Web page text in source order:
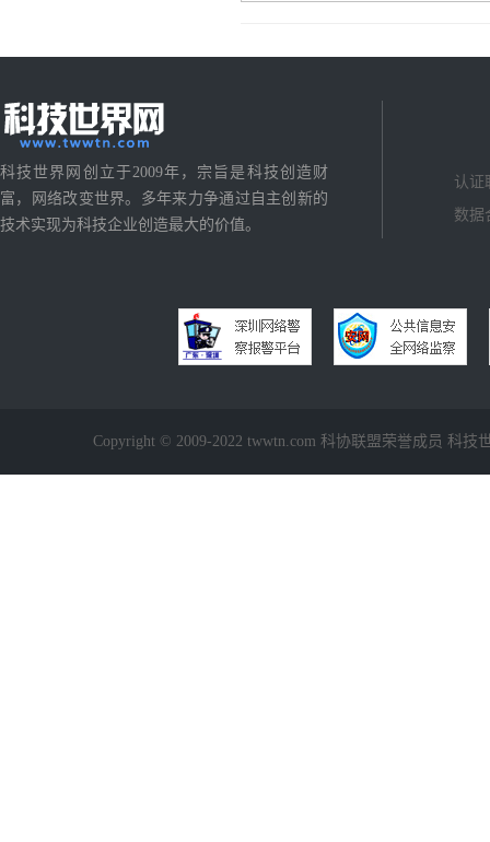
科技世界网创立于2009年，宗旨是科技创造财
富，网络改变世界。多年来力争通过自主创新的
技术实现为科技企业创造最大的价值。
认证
数据
Copyright © 2009-2022 twwtn.com 科协联盟荣誉成员 科